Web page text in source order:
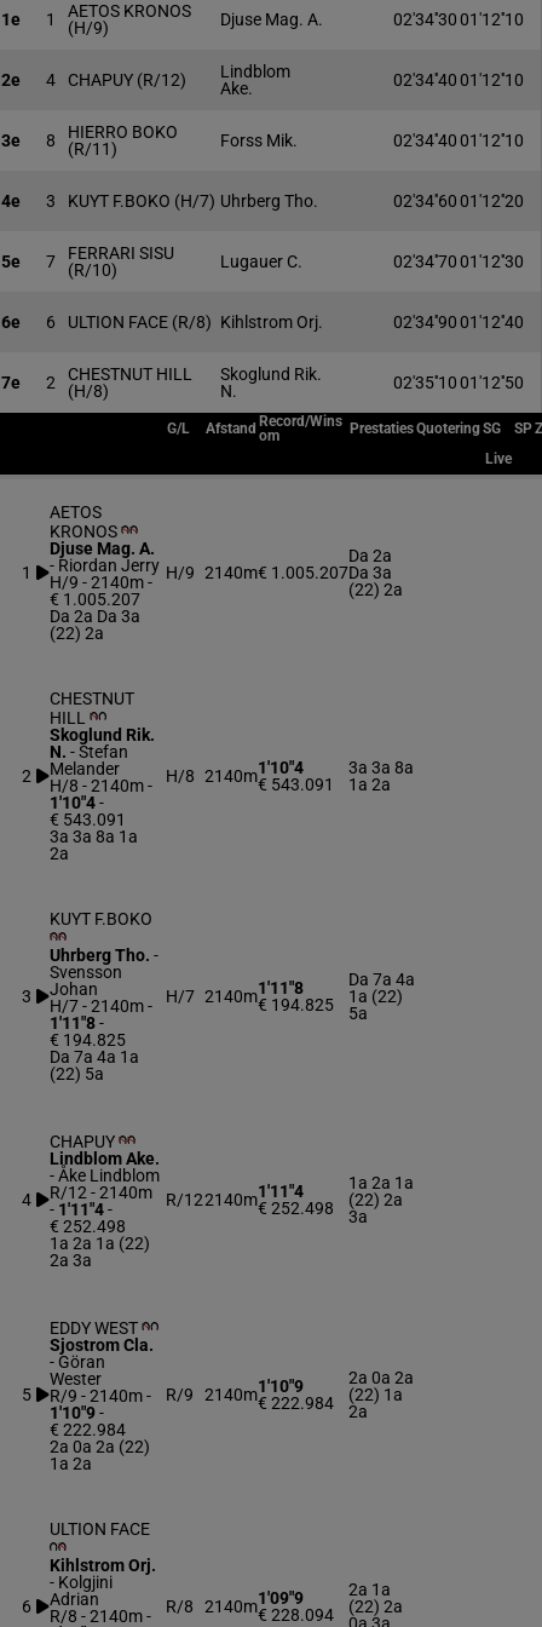
1e 1
AETOS KRONOS
(H/9)
Djuse Mag. A. 02'34''3001'12''10
2e 4 CHAPUY (R/12)
Lindblom
Ake.
02'34''4001'12''10
3e 8
HIERRO BOKO
(R/11)
Forss Mik. 02'34''4001'12''10
4e 3 KUYT F.BOKO (H/7) Uhrberg Tho. 02'34''6001'12''20
5e 7
FERRARI SISU
(R/10)
Lugauer C. 02'34''7001'12''30
6e 6 ULTION FACE (R/8) Kihlstrom Orj. 02'34''9001'12''40
7e 2
CHESTNUT HILL
(H/8)
Skoglund Rik.
N.
02'35''1001'12''50
G/L Afstand Record/Wins
om
PrestatiesQuoteringSG SP
Live
1
AETOS
KRONOS
Djuse Mag. A.
- Riordan Jerry
H/9 - 2140m-
€ 1.005.207
Da 2a Da 3a
(22) 2a
H/9 2140m€ 1.005.207
Da 2a
Da 3a
(22) 2a
2
CHESTNUT
HILL
Skoglund Rik.
N. -Stefan
Melander
H/8 - 2140m-
1'10"4-
€ 543.091
3a 3a 8a 1a
2a
H/8 2140m1'10"4
€ 543.091
3a 3a 8a
1a 2a
3
KUYT F.BOKO
Uhrberg Tho. -
Svensson
Johan
H/7 - 2140m-
1'11"8-
€ 194.825
Da 7a 4a 1a
(22) 5a
H/7 2140m1'11"8
€ 194.825
Da 7a 4a
1a (22)
5a
4
CHAPUY
Lindblom Ake.
-Åke Lindblom
R/12 - 2140m
- 1'11"4-
€ 252.498
1a 2a 1a (22)
2a 3a
R/122140m1'11"4
€ 252.498
1a 2a 1a
(22) 2a
3a
5
EDDY WEST
Sjostrom Cla.
- Göran
Wester
R/9 - 2140m-
1'10"9-
€ 222.984
2a 0a 2a (22)
1a 2a
R/9 2140m1'10"9
€ 222.984
2a 0a 2a
(22) 1a
2a
6
ULTION FACE
Kihlstrom Orj.
- Kolgjini
Adrian
R/8 - 2140m-
R/8 2140m1'09"9
€ 228.094
2a 1a
(22) 2a